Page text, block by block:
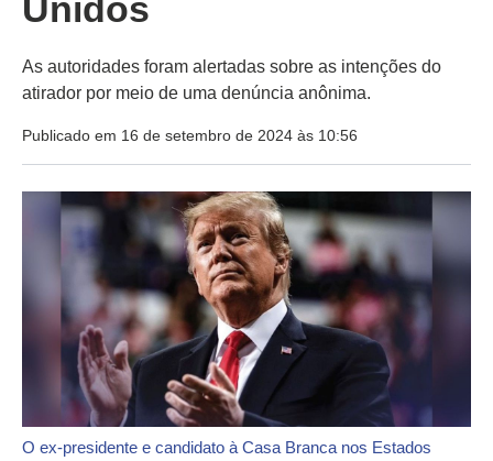
Unidos
As autoridades foram alertadas sobre as intenções do
atirador por meio de uma denúncia anônima.
Publicado em 16 de setembro de 2024 às 10:56
O ex-presidente e candidato à Casa Branca nos Estados